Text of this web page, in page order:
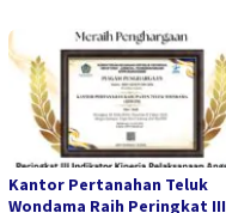
Kantor Pertanahan Teluk
Wondama Raih Peringkat III